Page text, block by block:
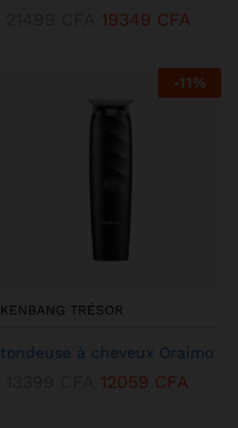
19349 CFA
-11%
KENBANG TRÉSOR
tondeuse à cheveux Oraimo
12059 CFA